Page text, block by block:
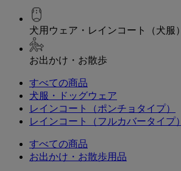
犬用ウェア・レインコート（犬服）
お出かけ・お散歩
すべての商品
犬服・ドッグウェア
レインコート（ポンチョタイプ）
レインコート（フルカバータイプ）
すべての商品
お出かけ・お散歩用品